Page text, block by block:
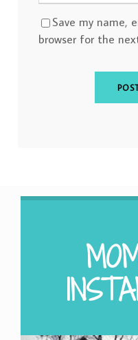
Save my name,
browser for the